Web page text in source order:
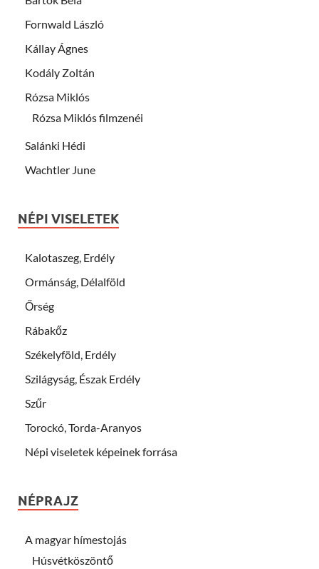
Fornwald László
Kállay Ágnes
Kodály Zoltán
Rózsa Miklós
Rózsa Miklós filmzenéi
Salánki Hédi
Wachtler June
NÉPI VISELETEK
Kalotaszeg, Erdély
Ormánság, Délalföld
Őrség
Rábakőz
Székelyföld, Erdély
Szilágyság, Észak Erdély
Szűr
Torockó, Torda-Aranyos
Népi viseletek képeinek forrása
NÉPRAJZ
A magyar hímestojás
Húsvétköszöntő